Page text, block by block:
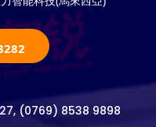
(0769) 8538 9898